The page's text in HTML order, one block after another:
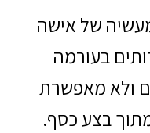
של אישה
בעורמה
ולא מאפשרת
בצע כסף.